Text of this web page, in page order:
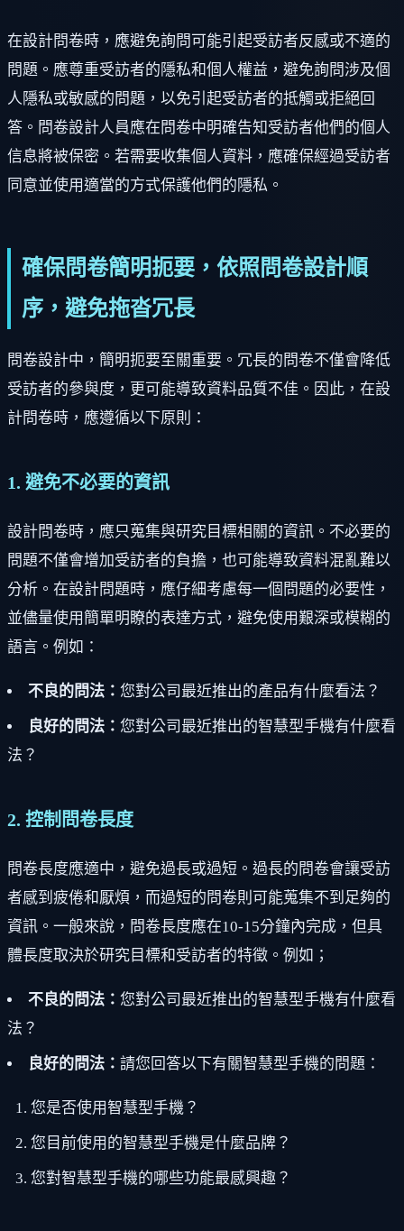
在設計問卷時，應避免詢問可能引起受訪者反感或不適的
問題。應尊重受訪者的隱私和個人權益，避免詢問涉及個
人隱私或敏感的問題，以免引起受訪者的抵觸或拒絕回
答。問卷設計人員應在問卷中明確告知受訪者他們的個人
信息將被保密。若需要收集個人資料，應確保經過受訪者
同意並使用適當的方式保護他們的隱私。
確保問卷簡明扼要，依照問卷設計順
序，避免拖沓冗長
問卷設計中，簡明扼要至關重要。冗長的問卷不僅會降低
受訪者的參與度，更可能導致資料品質不佳。因此，在設
計問卷時，應遵循以下原則：
1. 避免不必要的資訊
設計問卷時，應只蒐集與研究目標相關的資訊。不必要的
問題不僅會增加受訪者的負擔，也可能導致資料混亂難以
分析。在設計問題時，應仔細考慮每一個問題的必要性，
並儘量使用簡單明瞭的表達方式，避免使用艱深或模糊的
語言。例如：
不良的問法： 您對公司最近推出的產品有什麼看法？
良好的問法： 您對公司最近推出的智慧型手機有什麼看
法？
2. 控制問卷長度
問卷長度應適中，避免過長或過短。過長的問卷會讓受訪
者感到疲倦和厭煩，而過短的問卷則可能蒐集不到足夠的
資訊。一般來說，問卷長度應在10-15分鐘內完成，但具
體長度取決於研究目標和受訪者的特徵。例如；
不良的問法： 您對公司最近推出的智慧型手機有什麼看
法？
良好的問法： 請您回答以下有關智慧型手機的問題：
您是否使用智慧型手機？
您目前使用的智慧型手機是什麼品牌？
您對智慧型手機的哪些功能最感興趣？